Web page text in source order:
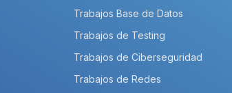
Trabajos Base de Datos
Trabajos de Testing
Trabajos de Ciberseguridad
Trabajos de Redes